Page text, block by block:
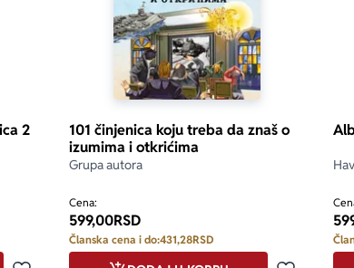
2
101 činjenica koju treba da znaš o
izumima i otkrićima
Grupa autora
Cena:
599,00RSD
Članska cena i do:431,28RSD